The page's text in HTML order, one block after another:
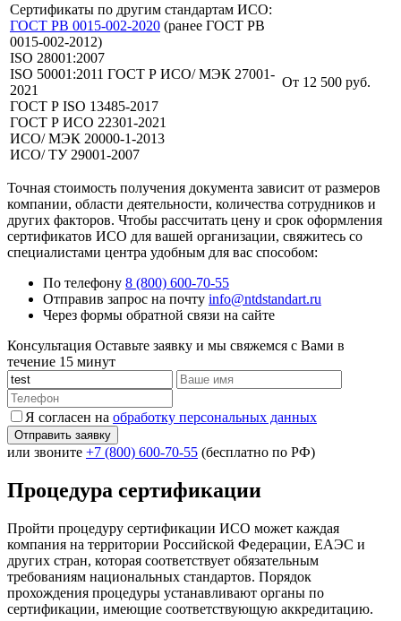
Сертификаты по другим стандартам ИСО:
ГОСТ РВ 0015-002-2020 (ранее ГОСТ РВ
0015-002-2012)
ISO 28001:2007
ISO 50001:2011 ГОСТ Р ИСО/ МЭК 27001-
2021
ГОСТ Р ISO 13485-2017
ГОСТ Р ИСО 22301-2021
ИСО/ МЭК 20000-1-2013
ИСО/ ТУ 29001-2007
От 12 500 руб.
Точная стоимость получения документа зависит от размеров
компании, области деятельности, количества сотрудников и
других факторов. Чтобы рассчитать цену и срок оформления
сертификатов ИСО для вашей организации, свяжитесь со
специалистами центра удобным для вас способом:
По телефону 8 (800) 600-70-55
Отправив запрос на почту info@ntdstandart.ru
Через формы обратной связи на сайте
Консультация Оставьте заявку и мы свяжемся с Вами в
течение 15 минут
Я согласен на обработку персональных данных
или звоните +7 (800) 600-70-55 (бесплатно по РФ)
Процедура сертификации
Пройти процедуру сертификации ИСО может каждая
компания на территории Российской Федерации, ЕАЭС и
других стран, которая соответствует обязательным
требованиям национальных стандартов. Порядок
прохождения процедуры устанавливают органы по
сертификации, имеющие соответствующую аккредитацию.